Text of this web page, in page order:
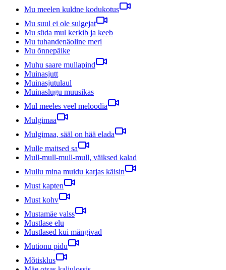
Mu meelen kuldne kodukotus
Mu suul ei ole sulgejat
Mu süda mul kerkib ja keeb
Mu tuhandenäoline meri
Mu õnnepäike
Muhu saare mullapind
Muinasjutt
Muinasjutulaul
Muinaslugu muusikas
Mul meeles veel meloodia
Mulgimaa
Mulgimaa, sääl on hää elada
Mulle maitsed sa
Mull-mull-mull-mull, väiksed kalad
Mullu mina muidu karjas käisin
Must kapten
Must kohv
Mustamäe valss
Mustlase elu
Mustlased kui mängivad
Mutionu pidu
Mõtisklus